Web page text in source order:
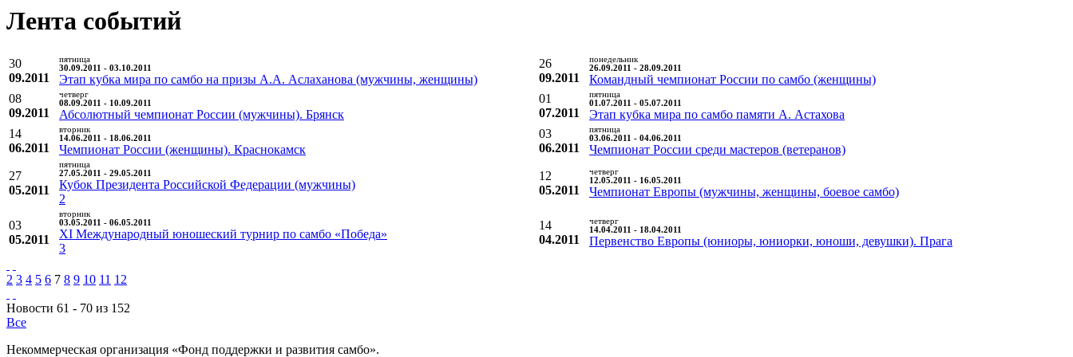
Лента событий
30
09.2011
пятница
30.09.2011 - 03.10.2011
Этап кубка мира по самбо на призы А.А. Аслаханова (мужчины, женщины)
26
09.2011
понедельник
26.09.2011 - 28.09.2011
Командный чемпионат России по самбо (женщины)
08
09.2011
четверг
08.09.2011 - 10.09.2011
Абсолютный чемпионат России (мужчины). Брянск
01
07.2011
пятница
01.07.2011 - 05.07.2011
Этап кубка мира по самбо памяти А. Астахова
14
06.2011
вторник
14.06.2011 - 18.06.2011
Чемпионат России (женщины). Краснокамск
03
06.2011
пятница
03.06.2011 - 04.06.2011
Чемпионат России среди мастеров (ветеранов)
27
05.2011
пятница
27.05.2011 - 29.05.2011
Кубок Президента Российской Федерации (мужчины)
2
12
05.2011
четверг
12.05.2011 - 16.05.2011
Чемпионат Европы (мужчины, женщины, боевое самбо)
03
05.2011
вторник
03.05.2011 - 06.05.2011
XI Международный юношеский турнир по самбо «Победа»
3
14
04.2011
четверг
14.04.2011 - 18.04.2011
Первенство Европы (юниоры, юниорки, юноши, девушки). Прага
2 3 4 5 6 7 8 9 10 11 12
Новости 61 - 70 из 152
Все
Некоммерческая организация «Фонд поддержки и развития самбо».